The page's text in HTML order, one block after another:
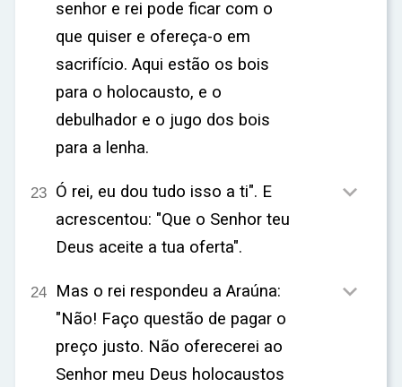
senhor e rei pode ficar com o
que quiser e ofereça-o em
sacrifício. Aqui estão os bois
para o holocausto, e o
debulhador e o jugo dos bois
para a lenha.
23 Ó rei, eu dou tudo isso a ti". E
acrescentou: "Que o Senhor teu
Deus aceite a tua oferta".

24 Mas o rei respondeu a Araúna:
"Não! Faço questão de pagar o
preço justo. Não oferecerei ao
Senhor meu Deus holocaustos
